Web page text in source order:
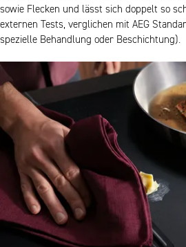
sowie Flecken und lässt sich doppelt so
externen Tests, verglichen mit AEG
spezielle Behandlung oder Beschichtung).